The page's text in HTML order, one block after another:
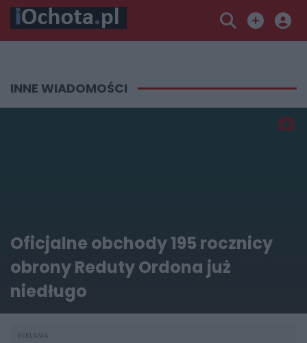
INNE WIADOMOŚCI
Oficjalne obchody 195 rocznicy
obrony Reduty Ordona już
niedługo
REKLAMA